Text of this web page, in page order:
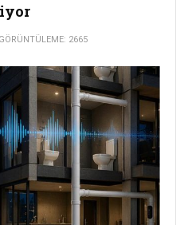
GÖRÜNTÜLEME: 2665